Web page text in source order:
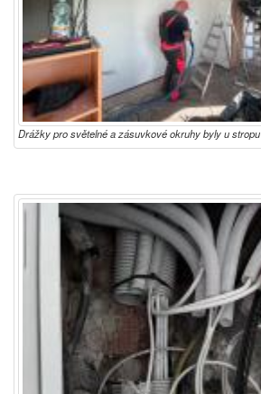
Drážky pro světelné a zásuvkové okruhy byly u stropu